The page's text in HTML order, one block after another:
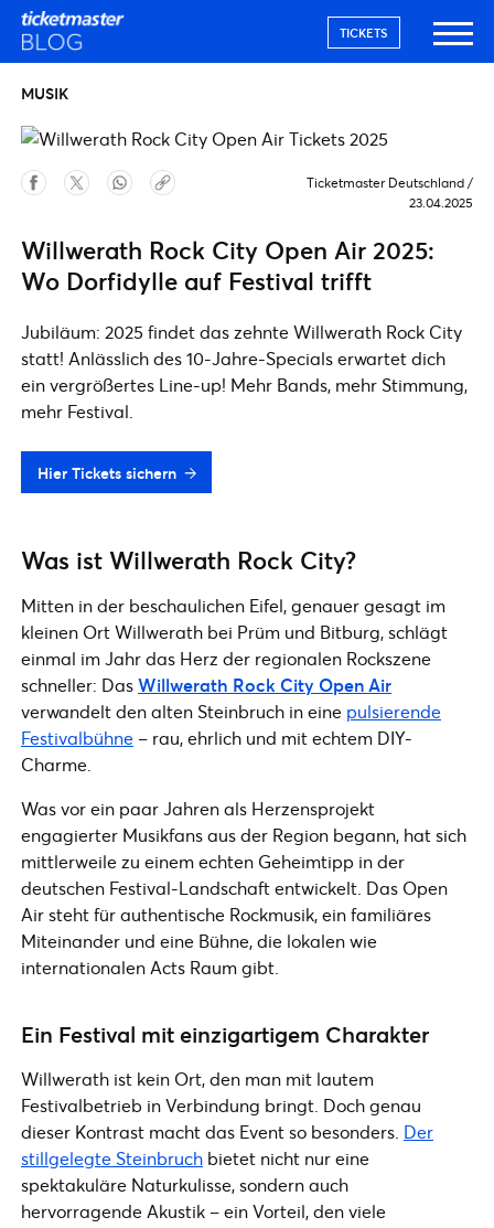
TICKETS
MUSIK
Ticketmaster Deutschland /
23.04.2025
Willwerath Rock City Open Air 2025:
Wo Dorfidylle auf Festival trifft
Jubiläum: 2025 findet das zehnte Willwerath Rock City
statt! Anlässlich des 10-Jahre-Specials erwartet dich
ein vergrößertes Line-up! Mehr Bands, mehr Stimmung,
mehr Festival.
Hier Tickets sichern
Was ist Willwerath Rock City?
Mitten in der beschaulichen Eifel, genauer gesagt im
kleinen Ort Willwerath bei Prüm und Bitburg, schlägt
einmal im Jahr das Herz der regionalen Rockszene
schneller: DasWillwerath Rock City Open Air
verwandelt den alten Steinbruch in eine pulsierende
Festivalbühne– rau, ehrlich und mit echtem DIY-
Charme.
Was vor ein paar Jahren als Herzensprojekt
engagierter Musikfans aus der Region begann, hat sich
mittlerweile zu einem echten Geheimtipp in der
deutschen Festival-Landschaft entwickelt. Das Open
Air steht für authentische Rockmusik, ein familiäres
Miteinander und eine Bühne, die lokalen wie
internationalen Acts Raum gibt.
Ein Festival mit einzigartigem Charakter
Willwerath ist kein Ort, den man mit lautem
Festivalbetrieb in Verbindung bringt. Doch genau
dieser Kontrast macht das Event so besonders. Der
stillgelegte Steinbruch bietet nicht nur eine
spektakuläre Naturkulisse, sondern auch
hervorragende Akustik – ein Vorteil, den viele